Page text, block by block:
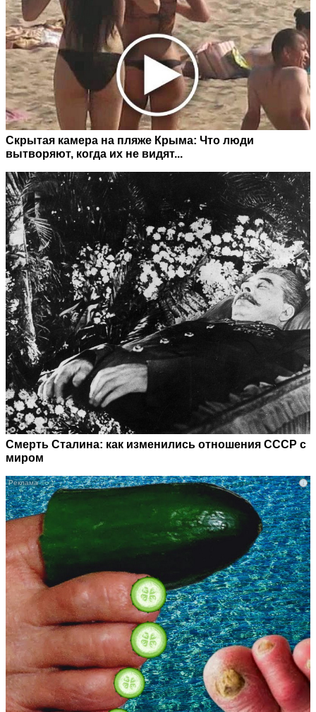
Скрытая камера на пляже Крыма: Что люди
вытворяют, когда их не видят...
Смерть Сталина: как изменились отношения СССР с
миром
i